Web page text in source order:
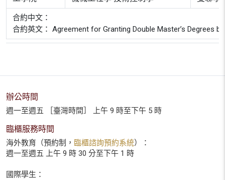
合約中文：
合約英文： Agreement for Granting Double Master’s Degrees
辦公時間
週一至週五 ［臺灣時間］ 上午 9 時至下午 5 時
臨櫃服務時間
海外教育（預約制， 臨櫃諮詢預約系統）：
週一至週五 上午 9 時 30 分至下午 1 時
國際學生：